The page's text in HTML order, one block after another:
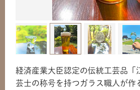
経済産業大臣認定の伝統工芸品「
芸士の称号を持つガラス職人が作